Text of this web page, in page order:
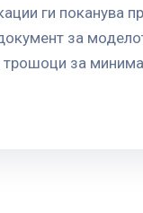
ги поканува
за
за